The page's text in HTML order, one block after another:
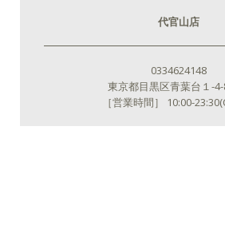
代官山店
0334624148
東京都目黒区青葉台１-
［営業時間］ 10:00-